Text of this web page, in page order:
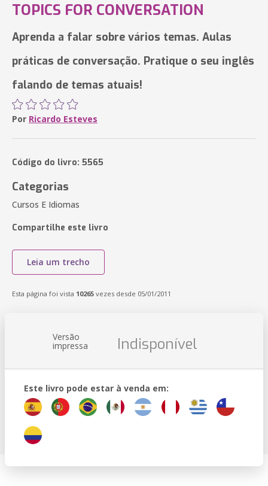
TOPICS FOR CONVERSATION
Aprenda a falar sobre vários temas. Aulas
práticas de conversação. Pratique o seu inglês
falando de temas atuais!
Por Ricardo Esteves
Código do livro: 5565
Categorias
Cursos E Idiomas
Compartilhe este livro
Leia um trecho
Esta página foi vista 10265 vezes desde 05/01/2011
Versão
impressa Indisponível
Este livro pode estar à venda em: